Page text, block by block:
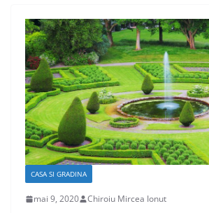
CASA SI GRADINA
mai 9, 2020 Chiroiu Mircea Ionut